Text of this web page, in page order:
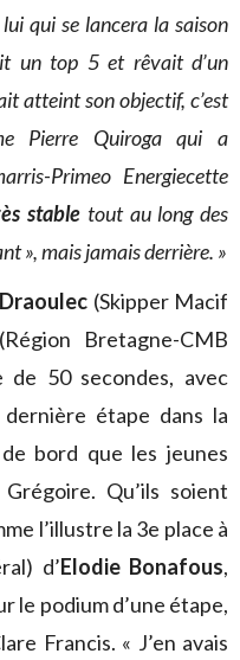
qui se lancera la saison
un top 5 et rêvait d’un
atteint son objectif, c’est
Pierre Quiroga qui a
Primeo Energiecette
stable tout au long des
», mais jamais derrière. »
(Skipper Macif
Bretagne-CMB
de 50 secondes, avec
étape dans la
bord que les jeunes
Qu’ils soient
l’illustre la 3e place à
d’Elodie Bonafous,
le podium d’une étape,
Francis. « J’en avais